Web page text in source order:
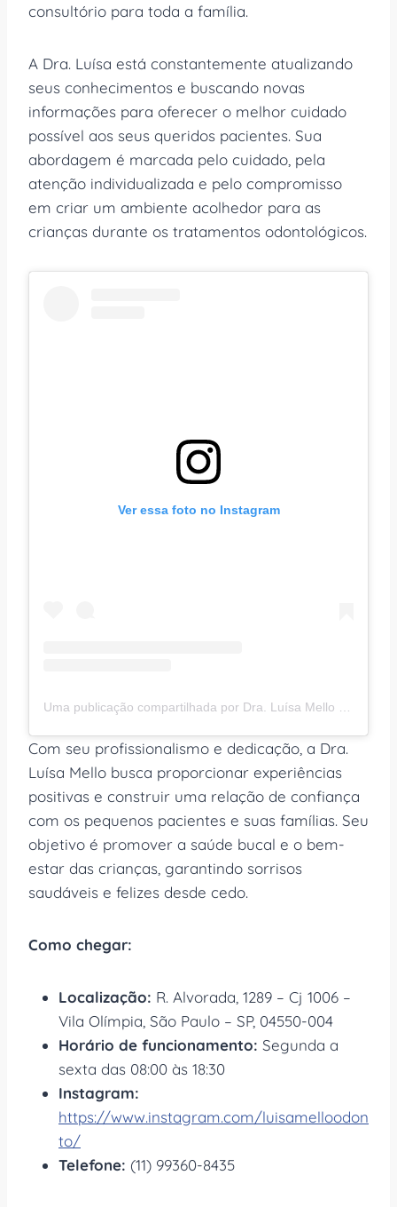
consultório para toda a família.
A Dra. Luísa está constantemente atualizando
seus conhecimentos e buscando novas
informações para oferecer o melhor cuidado
possível aos seus queridos pacientes. Sua
abordagem é marcada pelo cuidado, pela
atenção individualizada e pelo compromisso
em criar um ambiente acolhedor para as
crianças durante os tratamentos odontológicos.
Ver essa foto no Instagram
Com seu profissionalismo e dedicação, a Dra.
Luísa Mello busca proporcionar experiências
positivas e construir uma relação de confiança
com os pequenos pacientes e suas famílias. Seu
objetivo é promover a saúde bucal e o bem-
estar das crianças, garantindo sorrisos
saudáveis e felizes desde cedo.
Como chegar:
Localização: R. Alvorada, 1289 – Cj 1006 –
Vila Olímpia, São Paulo – SP, 04550-004
Horário de funcionamento: Segunda a
sexta das 08:00 às 18:30
Instagram:
https://www.instagram.com/luisamelloodon
to/
Telefone: (11) 99360-8435